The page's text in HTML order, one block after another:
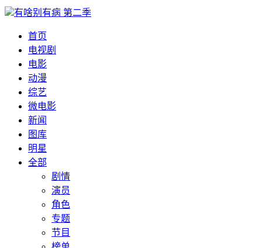
有啥别有病 第二季
首页
电视剧
电影
动漫
综艺
微电影
新闻
图库
明星
全部
剧情
演员
角色
专题
节目